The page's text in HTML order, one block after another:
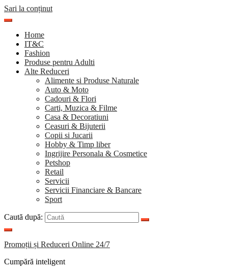
Sari la conținut
Home
IT&C
Fashion
Produse pentru Adulti
Alte Reduceri
Alimente si Produse Naturale
Auto & Moto
Cadouri & Flori
Carti, Muzica & Filme
Casa & Decoratiuni
Ceasuri & Bijuterii
Copii si Jucarii
Hobby & Timp liber
Ingrijire Personala & Cosmetice
Petshop
Retail
Servicii
Servicii Financiare & Bancare
Sport
Caută după:
Promoții și Reduceri Online 24/7
Cumpără inteligent